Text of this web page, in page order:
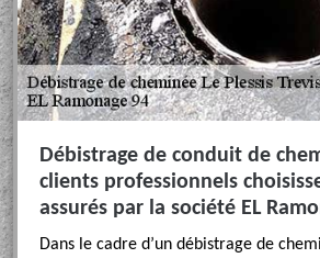
Débistrage de conduit de
clients professionnels
assurés par la société EL
Dans le cadre d’un débistrage de